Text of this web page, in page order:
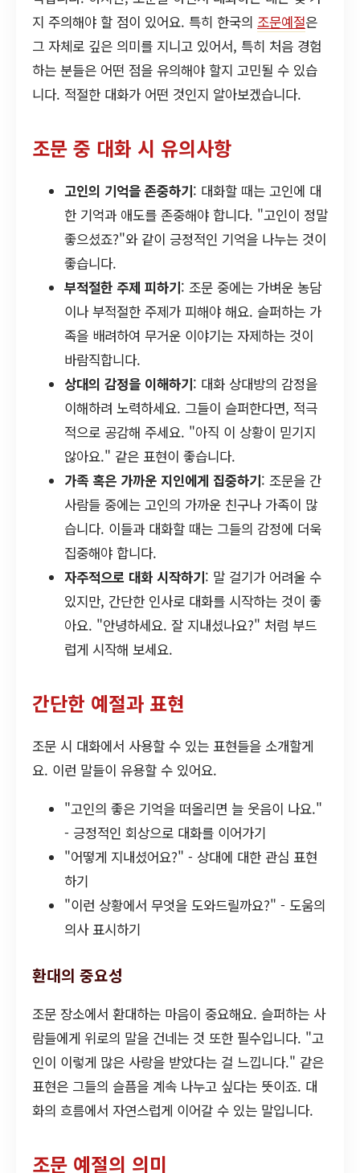
지 주의해야 할 점이 있어요. 특히 한국의 조문예절은
그 자체로 깊은 의미를 지니고 있어서, 특히 처음 경험
하는 분들은 어떤 점을 유의해야 할지 고민될 수 있습
니다. 적절한 대화가 어떤 것인지 알아보겠습니다.
조문 중 대화 시 유의사항
고인의 기억을 존중하기: 대화할 때는 고인에 대
한 기억과 애도를 존중해야 합니다. "고인이 정말
좋으셨죠?"와 같이 긍정적인 기억을 나누는 것이
좋습니다.
부적절한 주제 피하기: 조문 중에는 가벼운 농담
이나 부적절한 주제가 피해야 해요. 슬퍼하는 가
족을 배려하여 무거운 이야기는 자제하는 것이
바람직합니다.
상대의 감정을 이해하기: 대화 상대방의 감정을
이해하려 노력하세요. 그들이 슬퍼한다면, 적극
적으로 공감해 주세요. "아직 이 상황이 믿기지
않아요." 같은 표현이 좋습니다.
가족 혹은 가까운 지인에게 집중하기: 조문을 간
사람들 중에는 고인의 가까운 친구나 가족이 많
습니다. 이들과 대화할 때는 그들의 감정에 더욱
집중해야 합니다.
자주적으로 대화 시작하기: 말 걸기가 어려울 수
있지만, 간단한 인사로 대화를 시작하는 것이 좋
아요. "안녕하세요. 잘 지내셨나요?" 처럼 부드
럽게 시작해 보세요.
간단한 예절과 표현
조문 시 대화에서 사용할 수 있는 표현들을 소개할게
요. 이런 말들이 유용할 수 있어요.
"고인의 좋은 기억을 떠올리면 늘 웃음이 나요."
- 긍정적인 회상으로 대화를 이어가기
"어떻게 지내셨어요?" - 상대에 대한 관심 표현
하기
"이런 상황에서 무엇을 도와드릴까요?" - 도움의
의사 표시하기
환대의 중요성
조문 장소에서 환대하는 마음이 중요해요. 슬퍼하는 사
람들에게 위로의 말을 건네는 것 또한 필수입니다. "고
인이 이렇게 많은 사랑을 받았다는 걸 느낍니다." 같은
표현은 그들의 슬픔을 계속 나누고 싶다는 뜻이죠. 대
화의 흐름에서 자연스럽게 이어갈 수 있는 말입니다.
조문 예절의 의미